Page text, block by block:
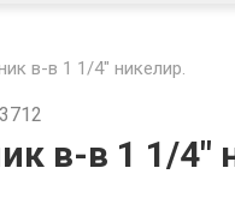
в-в 1 1/4" никелир.
в-в 1 1/4"